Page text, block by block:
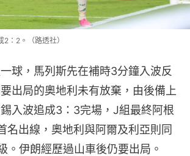
：2。（路透社）
球，馬列斯先在補時3分鐘入波反
出局的奧地利未有放棄，由後備上
入波追成3：3完場，J組最終阿根
名出線，奧地利與阿爾及利亞則同
。伊朗經歷過山車後仍要出局。